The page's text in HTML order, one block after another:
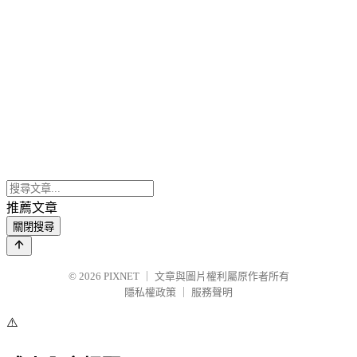
推薦文章
關閉搜尋
© 2026 PIXNET
文章與圖片權利屬原作者所有
隱私權政策
服務聲明
⚠️